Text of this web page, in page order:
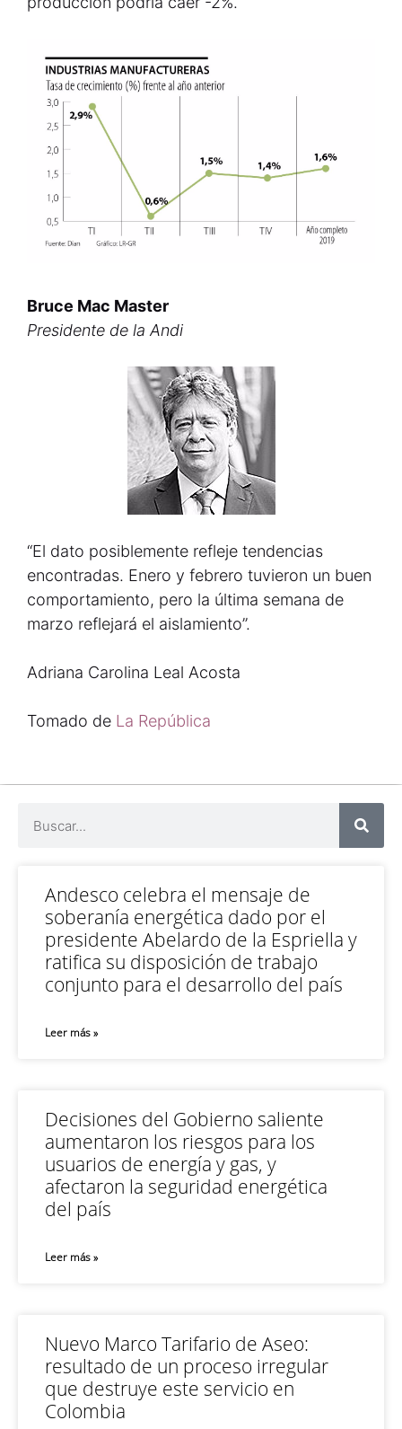
Bruce Mac Master
Presidente de la Andi
“El dato posiblemente refleje tendencias
encontradas. Enero y febrero tuvieron un buen
comportamiento, pero la última semana de
marzo reflejará el aislamiento”.
Adriana Carolina Leal Acosta
Tomado de La República
Andesco celebra el mensaje de
soberanía energética dado por el
presidente Abelardo de la Espriella y
ratifica su disposición de trabajo
conjunto para el desarrollo del país
Leer más »
Decisiones del Gobierno saliente
aumentaron los riesgos para los
usuarios de energía y gas, y
afectaron la seguridad energética
del país
Leer más »
Nuevo Marco Tarifario de Aseo:
resultado de un proceso irregular
que destruye este servicio en
Colombia